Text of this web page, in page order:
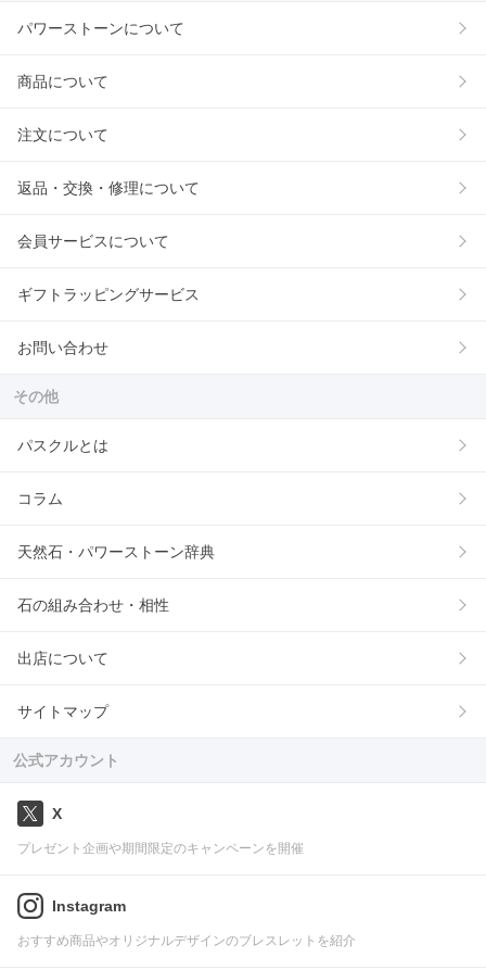
パワーストーンについて
商品について
注文について
返品・交換・修理について
会員サービスについて
ギフトラッピングサービス
お問い合わせ
その他
パスクルとは
コラム
天然石・パワーストーン辞典
石の組み合わせ・相性
出店について
サイトマップ
公式アカウント
X
プレゼント企画や期間限定のキャンペーンを開催
Instagram
おすすめ商品やオリジナルデザインのブレスレットを紹介